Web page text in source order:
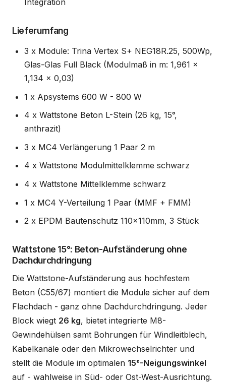
Lieferumfang
3 x Module: Trina Vertex S+ NEG18R.25, 500Wp,
Glas-Glas Full Black (Modulmaß in m: 1,961 x
1,134 x 0,03)
1 x Apsystems 600 W - 800 W
4 x Wattstone Beton L-Stein (26 kg, 15°,
anthrazit)
3 x MC4 Verlängerung 1 Paar 2 m
4 x Wattstone Modulmittelklemme schwarz
4 x Wattstone Mittelklemme schwarz
1 x MC4 Y-Verteilung 1 Paar (MMF + FMM)
2 x EPDM Bautenschutz 110x110mm, 3 Stück
Wattstone 15°: Beton-Aufständerung ohne
Dachdurchdringung
Die Wattstone-Aufständerung aus hochfestem
Beton (C55/67) montiert die Module sicher auf dem
Flachdach - ganz ohne Dachdurchdringung. Jeder
Block wiegt 26 kg, bietet integrierte M8-
Gewindehülsen samt Bohrungen für Windleitblech,
Kabelkanäle oder den Mikrowechselrichter und
stellt die Module im optimalen 15°-Neigungswinkel
auf - wahlweise in Süd- oder Ost-West-Ausrichtung.